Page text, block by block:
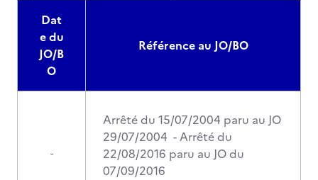
Dat
e du
JO/B
O
Référence au JO/BO
-
Arrêté du 15/07/2004 paru au JO
29/07/2004 - Arrêté du
22/08/2016 paru au JO du
07/09/2016